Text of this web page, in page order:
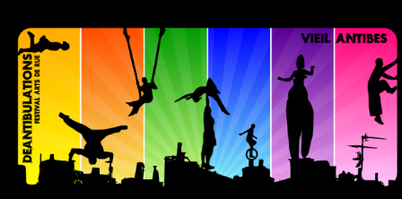
Aller
contenu
principal